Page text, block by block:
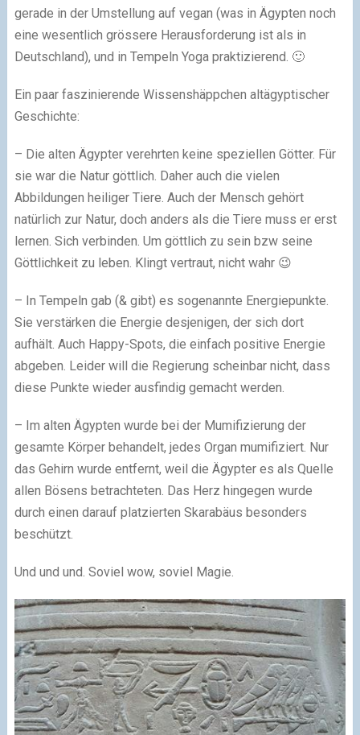
gerade in der Umstellung auf vegan (was in Ägypten noch
eine wesentlich grössere Herausforderung ist als in
Deutschland), und in Tempeln Yoga praktizierend. 🙂
Ein paar faszinierende Wissenshäppchen altägyptischer
Geschichte:
– Die alten Ägypter verehrten keine speziellen Götter. Für
sie war die Natur göttlich. Daher auch die vielen
Abbildungen heiliger Tiere. Auch der Mensch gehört
natürlich zur Natur, doch anders als die Tiere muss er erst
lernen. Sich verbinden. Um göttlich zu sein bzw seine
Göttlichkeit zu leben. Klingt vertraut, nicht wahr 😉
– In Tempeln gab (& gibt) es sogenannte Energiepunkte.
Sie verstärken die Energie desjenigen, der sich dort
aufhält. Auch Happy-Spots, die einfach positive Energie
abgeben. Leider will die Regierung scheinbar nicht, dass
diese Punkte wieder ausfindig gemacht werden.
– Im alten Ägypten wurde bei der Mumifizierung der
gesamte Körper behandelt, jedes Organ mumifiziert. Nur
das Gehirn wurde entfernt, weil die Ägypter es als Quelle
allen Bösens betrachteten. Das Herz hingegen wurde
durch einen darauf platzierten Skarabäus besonders
beschützt.
Und und und. Soviel wow, soviel Magie.